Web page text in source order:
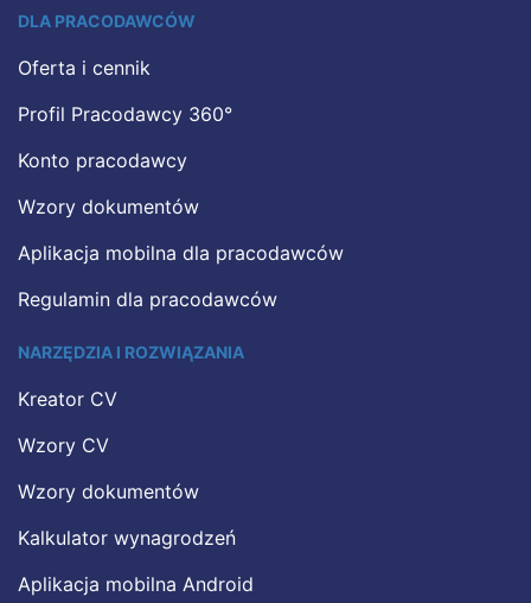
DLA PRACODAWCÓW
Oferta i cennik
Profil Pracodawcy 360°
Konto pracodawcy
Wzory dokumentów
Aplikacja mobilna dla pracodawców
Regulamin dla pracodawców
NARZĘDZIA I ROZWIĄZANIA
Kreator CV
Wzory CV
Wzory dokumentów
Kalkulator wynagrodzeń
Aplikacja mobilna Android